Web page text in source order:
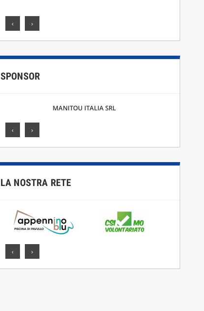
‹ ›
SPONSOR
F.LLI CICCARELLI SRL
‹ ›
LA NOSTRA RETE
‹ ›